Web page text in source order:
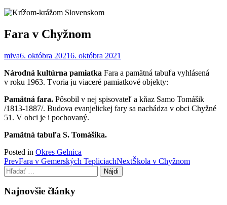
Fara v Chyžnom
miva6. októbra 20216. októbra 2021
Národná kultúrna pamiatka Fara a pamätná tabuľa vyhlásená
v roku 1963. Tvoria ju viaceré pamiatkové objekty:
Pamätná fara. Pôsobil v nej spisovateľ a kňaz Samo Tomášik
/1813-1887/. Budova evanjelickej fary sa nachádza v obci Chyžné
51. V obci je i pochovaný.
Pamätná tabuľa S. Tomášika.
Posted in Okres Gelnica
Post
navigation
PrevFara v Gemerských TepliciachNextŠkola v Chyžnom
Hľadať:
Najnovšie články